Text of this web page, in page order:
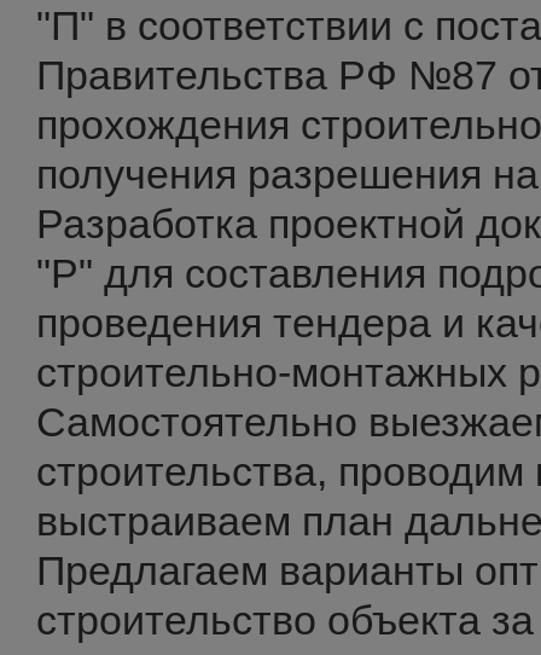
"П" в соответствии с
Правительства РФ №87
прохождения
получения разрешения
Разработка проектной
"Р" для составления
проведения тендера и
строительно-монтажных
Самостоятельно
строительства, проводим
выстраиваем план
Предлагаем варианты
строительство объекта